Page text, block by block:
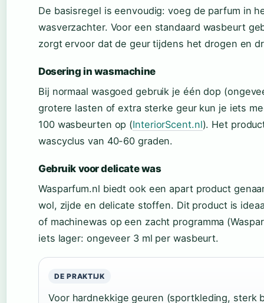
De basisregel is eenvoudig: voeg de parfum in
wasverzachter. Voor een standaard wasbeurt
zorgt ervoor dat de geur tijdens het drogen en
Dosering in wasmachine
Bij normaal wasgoed gebruik je één dop
grotere lasten of extra sterke geur kun je iets
100 wasbeurten op (InteriorScent.nl). Het
wascyclus van 40-60 graden.
Gebruik voor delicate was
Wasparfum.nl biedt ook een apart product
wol, zijde en delicate stoffen. Dit product is
of machinewas op een zacht programma
iets lager: ongeveer 3 ml per wasbeurt.
DE PRAKTIJK
Voor hardnekkige geuren (sportkleding, sterk